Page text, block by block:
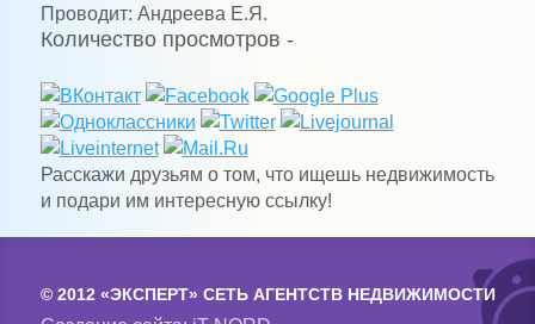
Проводит: Андреева Е.Я.
Количество просмотров -
Расскажи друзьям о том, что ищешь недвижимость
и подари им интересную ссылку!
© 2012 «ЭКСПЕРТ» СЕТЬ АГЕНТСТВ НЕДВИЖИМОСТИ